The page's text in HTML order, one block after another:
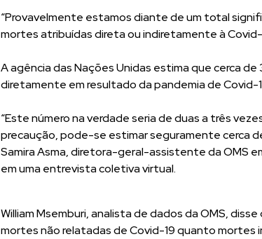
“Provavelmente estamos diante de um total
mortes atribuídas direta ou indiretamente à Covid-
A agência das Nações Unidas estima que cerca
diretamente em resultado da pandemia de Covid-
“Este número na verdade seria de duas a três
precaução, pode-se estimar seguramente cerca
Samira Asma, diretora-geral-assistente da OMS
em uma entrevista coletiva virtual.
William Msemburi, analista de dados da OMS,
mortes não relatadas de Covid-19 quanto mortes